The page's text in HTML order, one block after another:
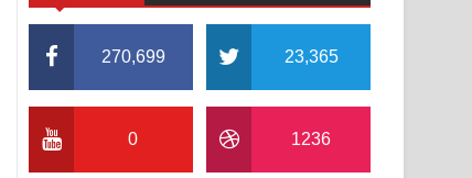
270,699 23,365
0 1236